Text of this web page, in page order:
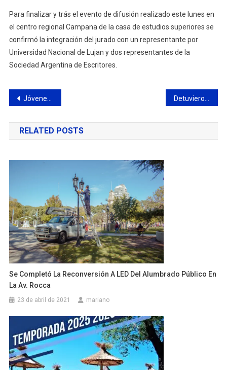
Para finalizar y trás el evento de difusión realizado este lunes en
el centro regional Campana de la casa de estudios superiores se
confirmó la integración del jurado con un representante por
Universidad Nacional de Lujan y dos representantes de la
Sociedad Argentina de Escritores.
Navegación
de
entradas
Jóvenes podrán adquirir nuevas técnicas y métodos de estudio en un taller gratuito Detuvieron a un sujeto con pedido de captura
RELATED POSTS
Se Completó La Reconversión A LED Del Alumbrado Público En
La Av. Rocca
23 de abril de 2021 mariano